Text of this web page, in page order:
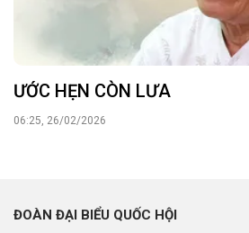
ƯỚC HẸN CÒN LƯA
06:25, 26/02/2026
ĐOÀN ĐẠI BIỂU QUỐC HỘI